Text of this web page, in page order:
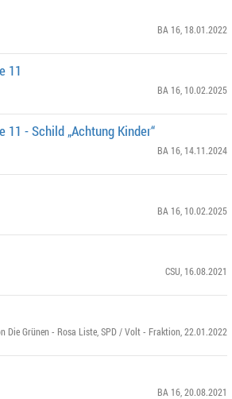
BA 16, 18.01.2022
11
BA 16, 10.02.2025
- Schild „Achtung Kinder“
BA 16, 14.11.2024
BA 16, 10.02.2025
CSU , 16.08.2021
Die Grünen - Rosa Liste, SPD / Volt - Fraktion , 22.01.2022
BA 16, 20.08.2021